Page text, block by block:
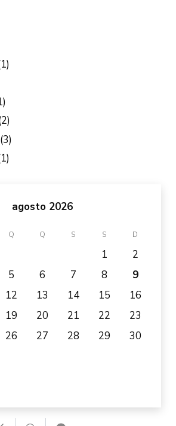
(3)
agosto 2026
Q Q S S D
1
2
5 6 7 8
9
12 13 14 15
16
19 20 21 22
23
26 27 28 29
30